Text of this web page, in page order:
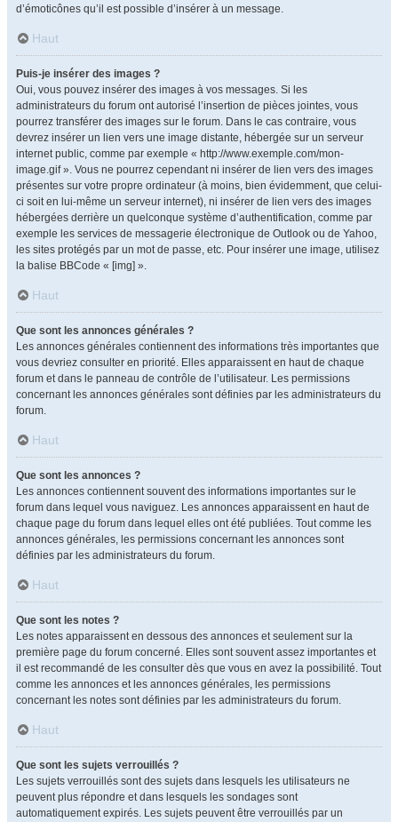
d’émoticônes qu’il est possible d’insérer à un message.
Haut
Puis-je insérer des images ?
Oui, vous pouvez insérer des images à vos messages. Si les
administrateurs du forum ont autorisé l’insertion de pièces jointes, vous
pourrez transférer des images sur le forum. Dans le cas contraire, vous
devrez insérer un lien vers une image distante, hébergée sur un serveur
internet public, comme par exemple « http://www.exemple.com/mon-
image.gif ». Vous ne pourrez cependant ni insérer de lien vers des images
présentes sur votre propre ordinateur (à moins, bien évidemment, que celui-
ci soit en lui-même un serveur internet), ni insérer de lien vers des images
hébergées derrière un quelconque système d’authentification, comme par
exemple les services de messagerie électronique de Outlook ou de Yahoo,
les sites protégés par un mot de passe, etc. Pour insérer une image, utilisez
la balise BBCode « [img] ».
Haut
Que sont les annonces générales ?
Les annonces générales contiennent des informations très importantes que
vous devriez consulter en priorité. Elles apparaissent en haut de chaque
forum et dans le panneau de contrôle de l’utilisateur. Les permissions
concernant les annonces générales sont définies par les administrateurs du
forum.
Haut
Que sont les annonces ?
Les annonces contiennent souvent des informations importantes sur le
forum dans lequel vous naviguez. Les annonces apparaissent en haut de
chaque page du forum dans lequel elles ont été publiées. Tout comme les
annonces générales, les permissions concernant les annonces sont
définies par les administrateurs du forum.
Haut
Que sont les notes ?
Les notes apparaissent en dessous des annonces et seulement sur la
première page du forum concerné. Elles sont souvent assez importantes et
il est recommandé de les consulter dès que vous en avez la possibilité. Tout
comme les annonces et les annonces générales, les permissions
concernant les notes sont définies par les administrateurs du forum.
Haut
Que sont les sujets verrouillés ?
Les sujets verrouillés sont des sujets dans lesquels les utilisateurs ne
peuvent plus répondre et dans lesquels les sondages sont
automatiquement expirés. Les sujets peuvent être verrouillés par un